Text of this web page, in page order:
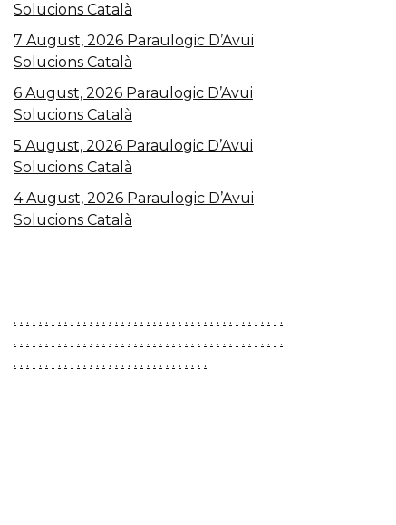
Solucions Català
7 August, 2026 Paraulogic D’Avui
Solucions Català
6 August, 2026 Paraulogic D’Avui
Solucions Català
5 August, 2026 Paraulogic D’Avui
Solucions Català
4 August, 2026 Paraulogic D’Avui
Solucions Català
. . . . . . . . . . . . . . . . . . . . . . . . . . . . . . . . . . . . . . . . . . .
. . . . . . . . . . . . . . . . . . . . . . . . . . . . . . . . . . . . . . . . . . .
. . . . . . . . . . . . . . . . . . . . . . . . . . . . . . .